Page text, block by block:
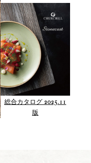
総合カタログ 2025.11
版